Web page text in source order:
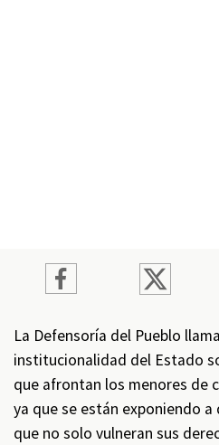
La Defensoría del Pueblo
institucionalidad del Estado
que afrontan los menores de
ya que se están exponiendo
que no solo vulneran sus